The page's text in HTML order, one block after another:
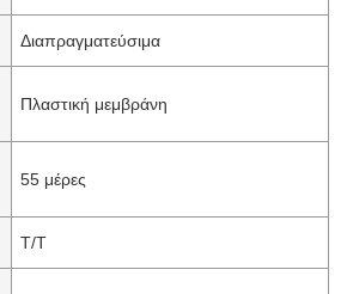
Διαπραγματεύσιμα
Πλαστική μεμβράνη
55 μέρες
T/T